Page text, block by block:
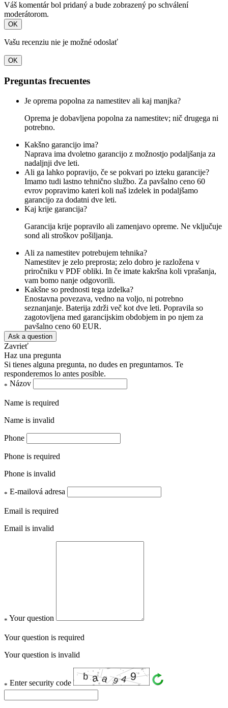
Váš komentár bol pridaný a bude zobrazený po schválení
moderátorom.
OK
Vašu recenziu nie je možné odoslať
OK
Preguntas frecuentes
Je oprema popolna za namestitev ali kaj manjka?
Oprema je dobavljena popolna za namestitev; nič drugega ni
potrebno.
Kakšno garancijo ima?
Naprava ima dvoletno garancijo z možnostjo podaljšanja za
nadaljnji dve leti.
Ali ga lahko popravijo, če se pokvari po izteku garancije?
Imamo tudi lastno tehnično službo. Za pavšalno ceno 60
evrov popravimo kateri koli naš izdelek in podaljšamo
garancijo za dodatni dve leti.
Kaj krije garancija?
Garancija krije popravilo ali zamenjavo opreme. Ne vključuje
sond ali stroškov pošiljanja.
Ali za namestitev potrebujem tehnika?
Namestitev je zelo preprosta; zelo dobro je razložena v
priročniku v PDF obliki. In če imate kakršna koli vprašanja,
vam bomo nanje odgovorili.
Kakšne so prednosti tega izdelka?
Enostavna povezava, vedno na voljo, ni potrebno
seznanjanje. Baterija zdrži več kot dve leti. Popravila so
zagotovljena med garancijskim obdobjem in po njem za
pavšalno ceno 60 EUR.
Ask a question
Zavrieť
Haz una pregunta
Si tienes alguna pregunta, no dudes en preguntarnos. Te
responderemos lo antes posible.
* Názov
Name is required
Name is invalid
Phone
Phone is required
Phone is invalid
* E-mailová adresa
Email is required
Email is invalid
* Your question
Your question is required
Your question is invalid
* Enter security code